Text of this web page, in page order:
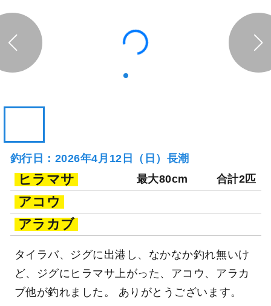
釣行日：2026年4月12日（日）長潮
ヒラマサ 最大80cm 合計2匹
アコウ
アラカブ
タイラバ、ジグに出港し、なかなか釣れ無いけ
ど、ジグにヒラマサ上がった、アコウ、アラカ
ブ他が釣れました。 ありがとうございます。